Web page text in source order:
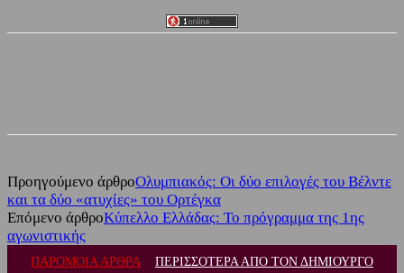
Προηγούμενο άρθροΟλυμπιακός: Οι δύο επιλογές του Βέλντε
και τα δύο «ατυχίες» του Ορτέγκα
Επόμενο άρθροΚύπελλο Ελλάδας: Το πρόγραμμα της 1ης
αγωνιστικής
ΠΑΡΟΜΟΙΑ ΑΡΘΡΑ ΠΕΡΙΣΣΟΤΕΡΑ ΑΠΟ ΤΟΝ ΔΗΜΙΟΥΡΓΟ